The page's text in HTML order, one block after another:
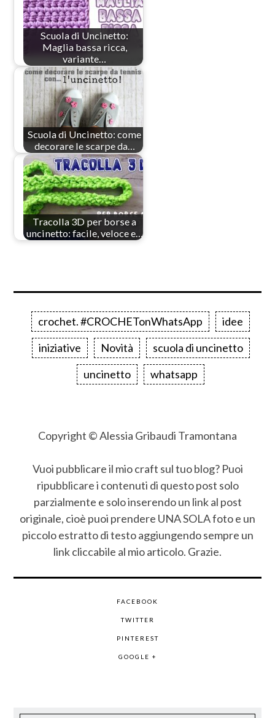
Scuola di Uncinetto:
Maglia bassa ricca,
variante…
Scuola di Uncinetto: come
decorare le scarpe da…
Tracolla 3D per borse a
uncinetto: facile, veloce e…
crochet. #CROCHETonWhatsApp
idee
iniziative
Novità
scuola di uncinetto
uncinetto
whatsapp
Copyright © Alessia Gribaudi Tramontana
Vuoi pubblicare il mio craft sul tuo blog? Puoi
ripubblicare i contenuti di questo post solo
parzialmente e solo inserendo un link al post
originale, cioè puoi prendere UNA SOLA foto e un
piccolo estratto di testo aggiungendo sempre un
link cliccabile al mio articolo. Grazie.
FACEBOOK
TWITTER
PINTEREST
GOOGLE +